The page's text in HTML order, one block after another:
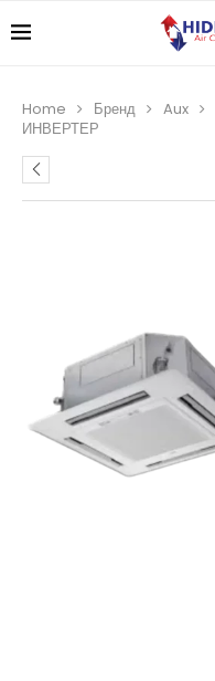
Home Бренд Aux
ИНВЕРТЕР